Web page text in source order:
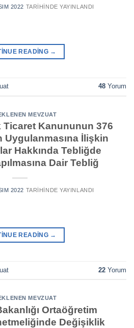
2022 TARIHINDE YAYINLANDI
READING →
48 Yorum
MEVZUAT
Ticaret Kanununun 376
Uygulanmasına İlişkin
Hakkında Tebliğde
Dair Tebliğ
2022 TARIHINDE YAYINLANDI
READING →
22 Yorum
MEVZUAT
Ortaöğretim
Değişiklik